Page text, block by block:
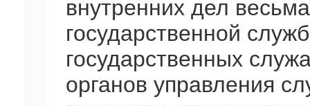
внутренних дел
государственной
государственных
органов управления